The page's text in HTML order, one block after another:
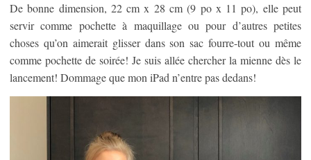
De bonne dimension, 22 cm x 28 cm (9 po x 11 po), elle peut
servir comme pochette à maquillage ou pour d’autres petites
choses qu’on aimerait glisser dans son sac fourre-tout ou même
comme pochette de soirée! Je suis allée chercher la mienne dès le
lancement! Dommage que mon iPad n’entre pas dedans!